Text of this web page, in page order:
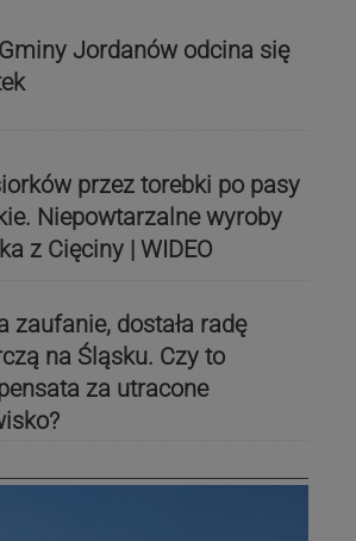
Jordanów odcina się
przez torebki po pasy
Niepowtarzalne wyroby
z Cięciny | WIDEO
zaufanie, dostała radę
na Śląsku. Czy to
za utracone